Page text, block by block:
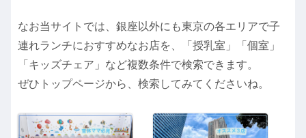
なお当サイトでは、銀座以外にも東京の各エリアで子
連れランチにおすすめなお店を、「授乳室」「個室」
「キッズチェア」など複数条件で検索できます。
ぜひトップページから、検索してみてくださいね。